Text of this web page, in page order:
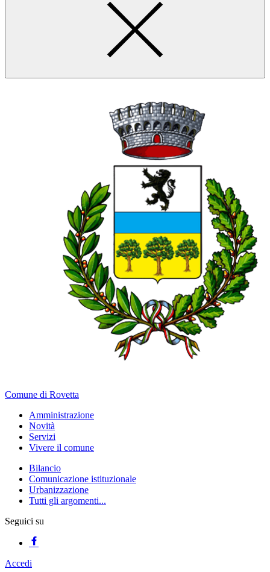
Comune di Rovetta
Amministrazione
Novità
Servizi
Vivere il comune
Bilancio
Comunicazione istituzionale
Urbanizzazione
Tutti gli argomenti...
Seguici su
Accedi